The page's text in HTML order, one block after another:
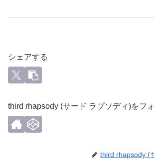
シェアする
third rhapsody (サード ラプソディ)をフ
third rhapsody (